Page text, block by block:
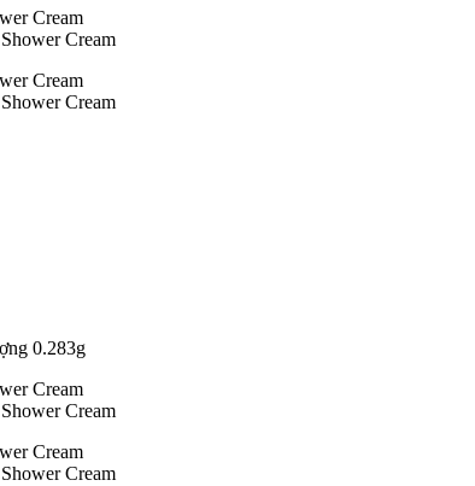
Cream
Cream
0.283g
Cream
Cream